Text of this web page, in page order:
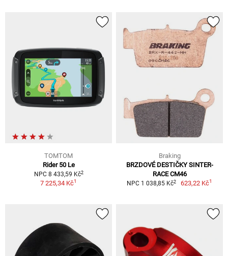
TOMTOM
Rider 50 Le
NPC 8 433,59 Kč2
7 225,34 Kč1
Braking
BRZDOVÉ DESTIČKY SINTER-
RACE CM46
NPC 1 038,85 Kč2 623,22 Kč1